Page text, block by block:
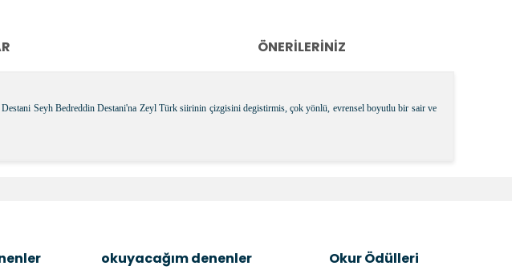
ÖNERILERINIZ
Seyh Bedreddin Destani'na Zeyl Türk siirinin çizgisini degistirmis, çok yönlü, evrensel boyutlu bir sair ve
okuyacağım denenler Okur Ödülleri